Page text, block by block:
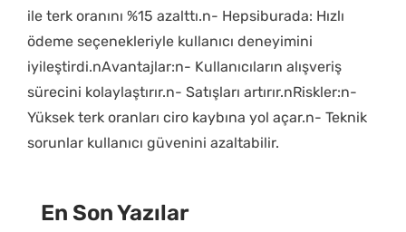
ile terk oranını %15 azalttı.n- Hepsiburada: Hızlı
ödeme seçenekleriyle kullanıcı deneyimini
iyileştirdi.nAvantajlar:n- Kullanıcıların alışveriş
sürecini kolaylaştırır.n- Satışları artırır.nRiskler:n-
Yüksek terk oranları ciro kaybına yol açar.n- Teknik
sorunlar kullanıcı güvenini azaltabilir.
En Son Yazılar